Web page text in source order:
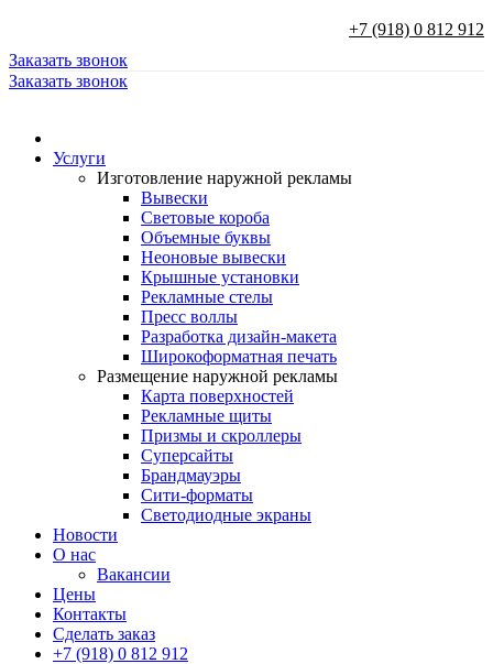
+7 (918) 0 812 912
Заказать звонок
Заказать звонок
Услуги
Изготовление наружной рекламы
Вывески
Световые короба
Объемные буквы
Неоновые вывески
Крышные установки
Рекламные стелы
Пресс воллы
Разработка дизайн-макета
Широкоформатная печать
Размещение наружной рекламы
Карта поверхностей
Рекламные щиты
Призмы и скроллеры
Суперсайты
Брандмауэры
Сити-форматы
Светодиодные экраны
Новости
О нас
Вакансии
Цены
Контакты
Сделать заказ
+7 (918) 0 812 912